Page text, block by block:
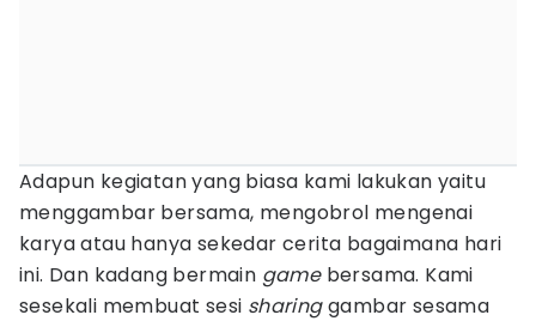
Adapun kegiatan yang biasa kami lakukan yaitu
menggambar bersama, mengobrol mengenai
karya atau hanya sekedar cerita bagaimana hari
ini. Dan kadang bermain gamebersama. Kami
sesekali membuat sesi sharinggambar sesama